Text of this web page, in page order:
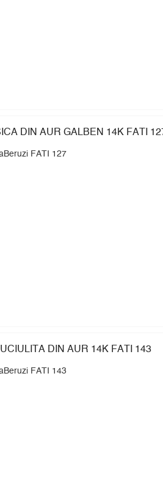
DIN AUR GALBEN 14K FATI
FATI 127
DIN AUR 14K FATI 143
FATI 143